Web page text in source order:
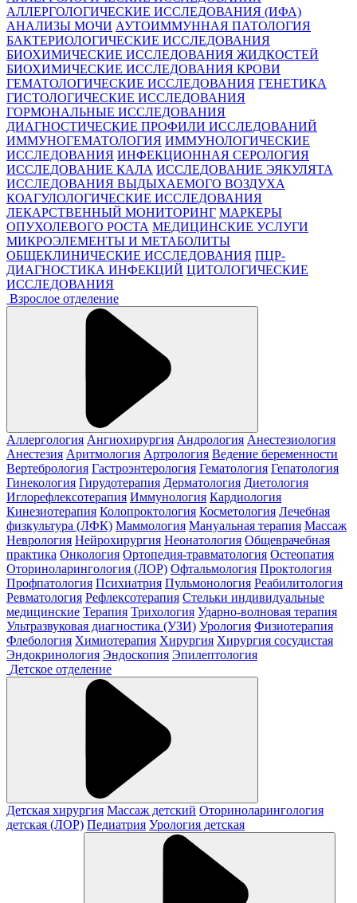
АЛЛЕРГОЛОГИЧЕСКИЕ ИССЛЕДОВАНИЯ (ИФА)
АНАЛИЗЫ МОЧИ АУТОИММУННАЯ ПАТОЛОГИЯ
БАКТЕРИОЛОГИЧЕСКИЕ ИССЛЕДОВАНИЯ
БИОХИМИЧЕСКИЕ ИССЛЕДОВАНИЯ ЖИДКОСТЕЙ
БИОХИМИЧЕСКИЕ ИССЛЕДОВАНИЯ КРОВИ
ГЕМАТОЛОГИЧЕСКИЕ ИССЛЕДОВАНИЯ ГЕНЕТИКА
ГИСТОЛОГИЧЕСКИЕ ИССЛЕДОВАНИЯ
ГОРМОНАЛЬНЫЕ ИССЛЕДОВАНИЯ
ДИАГНОСТИЧЕСКИЕ ПРОФИЛИ ИССЛЕДОВАНИЙ
ИММУНОГЕМАТОЛОГИЯ ИММУНОЛОГИЧЕСКИЕ
ИССЛЕДОВАНИЯ ИНФЕКЦИОННАЯ СЕРОЛОГИЯ
ИССЛЕДОВАНИЕ КАЛА ИССЛЕДОВАНИЕ ЭЯКУЛЯТА
ИССЛЕДОВАНИЯ ВЫДЫХАЕМОГО ВОЗДУХА
КОАГУЛОЛОГИЧЕСКИЕ ИССЛЕДОВАНИЯ
ЛЕКАРСТВЕННЫЙ МОНИТОРИНГ МАРКЕРЫ
ОПУХОЛЕВОГО РОСТА МЕДИЦИНСКИЕ УСЛУГИ
МИКРОЭЛЕМЕНТЫ И МЕТАБОЛИТЫ
ОБЩЕКЛИНИЧЕСКИЕ ИССЛЕДОВАНИЯ ПЦР-
ДИАГНОСТИКА ИНФЕКЦИЙ ЦИТОЛОГИЧЕСКИЕ
ИССЛЕДОВАНИЯ
Взрослое отделение
Аллергология Ангиохирургия Андрология Анестезиология
Анестезия Аритмология Артрология Ведение беременности
Вертебрология Гастроэнтерология Гематология Гепатология
Гинекология Гирудотерапия Дерматология Диетология
Иглорефлексотерапия Иммунология Кардиология
Кинезиотерапия Колопроктология Косметология Лечебная
физкультура (ЛФК) Маммология Мануальная терапия Массаж
Неврология Нейрохирургия Неонатология Общеврачебная
практика Онкология Ортопедия-травматология Остеопатия
Оториноларингология (ЛОР) Офтальмология Проктология
Профпатология Психиатрия Пульмонология Реабилитология
Ревматология Рефлексотерапия Стельки индивидуальные
медицинские Терапия Трихология Ударно-волновая терапия
Ультразвуковая диагностика (УЗИ) Урология Физиотерапия
Флебология Химиотерапия Хирургия Хирургия сосудистая
Эндокринология Эндоскопия Эпилептология
Детское отделение
Детская хирургия Массаж детский Оториноларингология
детская (ЛОР) Педиатрия Урология детская